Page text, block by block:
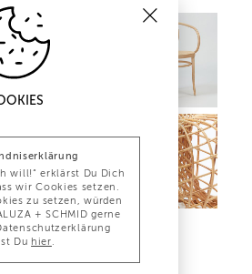
will!“ erklärst Du Dich
wir Cookies setzen.
zu setzen, würden
+ SCHMID gerne
Du hier